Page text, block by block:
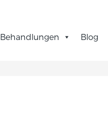
Behandlungen Blog